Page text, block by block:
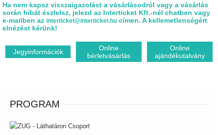
Ha nem kapsz visszaigazolást a vásárlásodról vagy a vásárlás
során hibát észlelsz, jelezd az Interticket Kft.-nél chatben vagy
e-mailben az interticket@interticket.hu címen. A kellemetlenségért
elnézést kérünk!
Jegyinformációk
Online
bérletvásárlás
Online
ajándékutalvány